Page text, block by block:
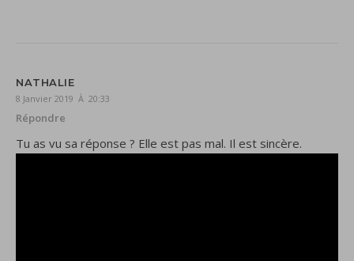
NATHALIE
8 Janvier 2019 À 20:33
Répondre
Tu as vu sa réponse ? Elle est pas mal. Il est sincère.